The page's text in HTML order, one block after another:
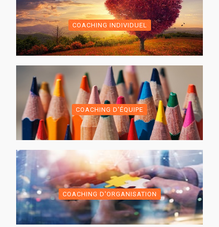
COACHING INDIVIDUEL
COACHING D'ÉQUIPE
COACHING D'ORGANISATION